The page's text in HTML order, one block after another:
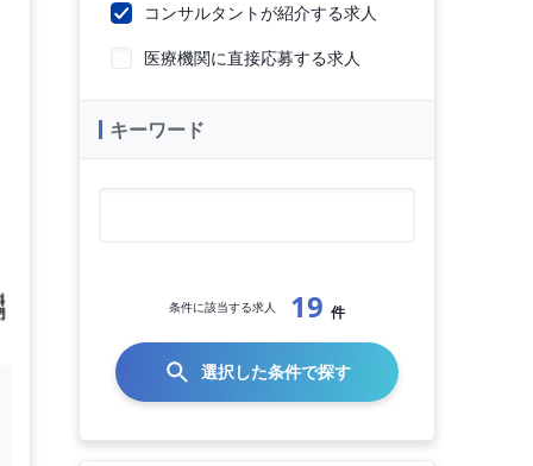
コンサルタントが紹介する求人
医療機関に直接応募する求人
キーワード
条件に該当する求人 19 件
選択した条件で探す